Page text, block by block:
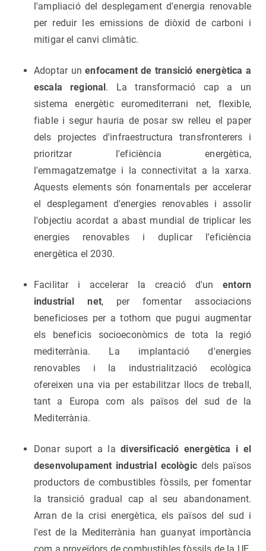
l'ampliació del desplegament d'energia renovable
per reduir les emissions de diòxid de carboni i
mitigar el canvi climàtic.
Adoptar unenfocament de transició energètica a
escala regional . La transformació cap a un
sistema energètic euromediterrani net, flexible,
fiable i segur hauria de posar sw relleu el paper
dels projectes d'infraestructura transfronterers i
prioritzar l'eficiència energètica,
l'emmagatzematge i la connectivitat a la xarxa.
Aquests elements són fonamentals per accelerar
el desplegament d'energies renovables i assolir
l'objectiu acordat a abast mundial de triplicar les
energies renovables i duplicar l'eficiència
energètica el 2030.
Facilitar i accelerar la creació d'unentorn
industrial net, per fomentar associacions
beneficioses per a tothom que pugui augmentar
els beneficis socioeconòmics de tota la regió
mediterrània. La implantació d'energies
renovables i la industrialització ecològica
ofereixen una via per estabilitzar llocs de treball,
tant a Europa com als països del sud de la
Mediterrània.
Donar suport a ladiversificació energètica i el
desenvolupament industrial ecològicdels països
productors de combustibles fòssils, per fomentar
la transició gradual cap al seu abandonament.
Arran de la crisi energètica, els països del sud i
l'est de la Mediterrània han guanyat importància